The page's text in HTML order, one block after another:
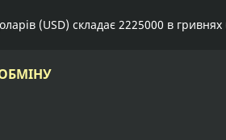
(USD) складає 2225000 в гривнях